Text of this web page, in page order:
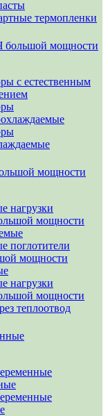
термопленки
большой мощности
с естественным
мощности
нагрузки
мощности
поглотители
мощности
нагрузки
мощности
теплоотвод